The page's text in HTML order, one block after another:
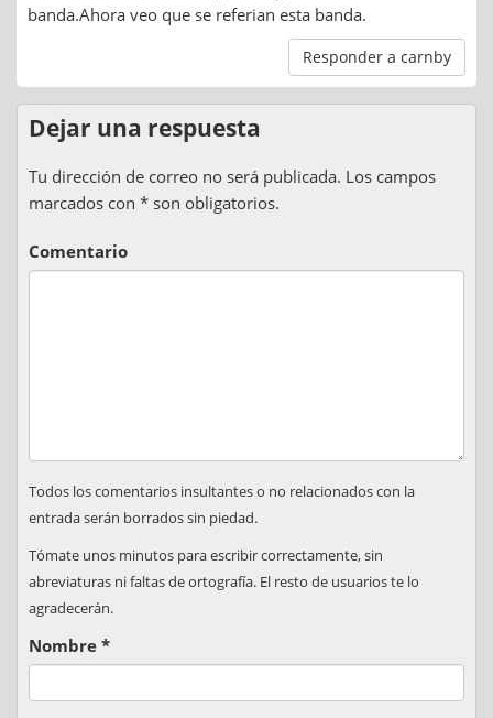
banda.Ahora veo que se referian esta banda.
Responder a carnby
Dejar una respuesta
Tu dirección de correo no será publicada. Los campos
marcados con * son obligatorios.
Comentario
Todos los comentarios insultantes o no relacionados con la
entrada serán borrados sin piedad.
Tómate unos minutos para escribir correctamente, sin
abreviaturas ni faltas de ortografía. El resto de usuarios te lo
agradecerán.
Nombre *